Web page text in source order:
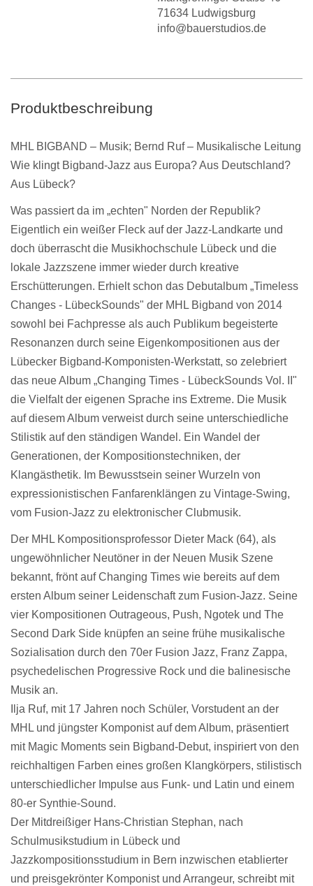
71634 Ludwigsburg
info@bauerstudios.de
Produktbeschreibung
MHL BIGBAND – Musik; Bernd Ruf– Musikalische Leitung
Wie klingt Bigband-Jazz aus Europa? Aus Deutschland?
Aus Lübeck?
Was passiert da im „echten" Norden der Republik?
Eigentlich ein weißer Fleck auf der Jazz-Landkarte und
doch überrascht die Musikhochschule Lübeck und die
lokale Jazzszene immer wieder durch kreative
Erschütterungen. Erhielt schon das Debutalbum „Timeless
Changes - LübeckSounds" der MHL Bigband von 2014
sowohl bei Fachpresse als auch Publikum begeisterte
Resonanzen durch seine Eigenkompositionen aus der
Lübecker Bigband-Komponisten-Werkstatt, so zelebriert
das neue Album „Changing Times - LübeckSounds Vol. II"
die Vielfalt der eigenen Sprache ins Extreme. Die Musik
auf diesem Album verweist durch seine unterschiedliche
Stilistik auf den ständigen Wandel. Ein Wandel der
Generationen, der Kompositionstechniken, der
Klangästhetik. Im Bewusstsein seiner Wurzeln von
expressionistischen Fanfarenklängen zu Vintage-Swing,
vom Fusion-Jazz zu elektronischer Clubmusik.
Der MHL Kompositionsprofessor Dieter Mack (64), als
ungewöhnlicher Neutöner in der Neuen Musik Szene
bekannt, frönt auf Changing Times wie bereits auf dem
ersten Album seiner Leidenschaft zum Fusion-Jazz. Seine
vier Kompositionen Outrageous, Push, Ngotek und The
Second Dark Side knüpfen an seine frühe musikalische
Sozialisation durch den 70er Fusion Jazz, Franz Zappa,
psychedelischen Progressive Rock und die balinesische
Musik an.
Ilja Ruf, mit 17 Jahren noch Schüler, Vorstudent an der
MHL und jüngster Komponist auf dem Album, präsentiert
mit Magic Moments sein Bigband-Debut, inspiriert von den
reichhaltigen Farben eines großen Klangkörpers, stilistisch
unterschiedlicher Impulse aus Funk- und Latin und einem
80-er Synthie-Sound.
Der Mitdreißiger Hans-Christian Stephan, nach
Schulmusikstudium in Lübeck und
Jazzkompositionsstudium in Bern inzwischen etablierter
und preisgekrönter Komponist und Arrangeur, schreibt mit